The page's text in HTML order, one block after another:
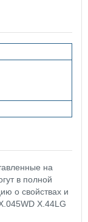
на
в полной
о свойствах и
X.44LG